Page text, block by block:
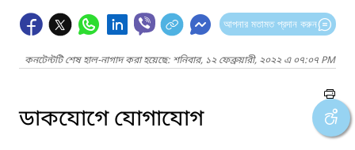
আপনার মতামত প্রদান করুন
কনটেন্টটি শেষ হাল-নাগাদ করা হয়েছে: শনিবার, ১২ ফেব্রুয়ারী, ২০২২ এ ০৭:০৭ PM
ডাকযোগে যোগাযোগ